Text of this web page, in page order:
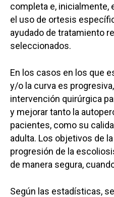
completa e, inicialmente,
el uso de ortesis
ayudado de tratamiento
seleccionados.
En los casos en los que
y/o la curva es
intervención quirúrgica
y mejorar tanto la
pacientes, como su
adulta. Los objetivos de
progresión de la
de manera segura,
Según las estadísticas,